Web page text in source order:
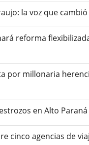
la voz que
reforma
por millonaria
en Alto Paraná
cinco agencias de